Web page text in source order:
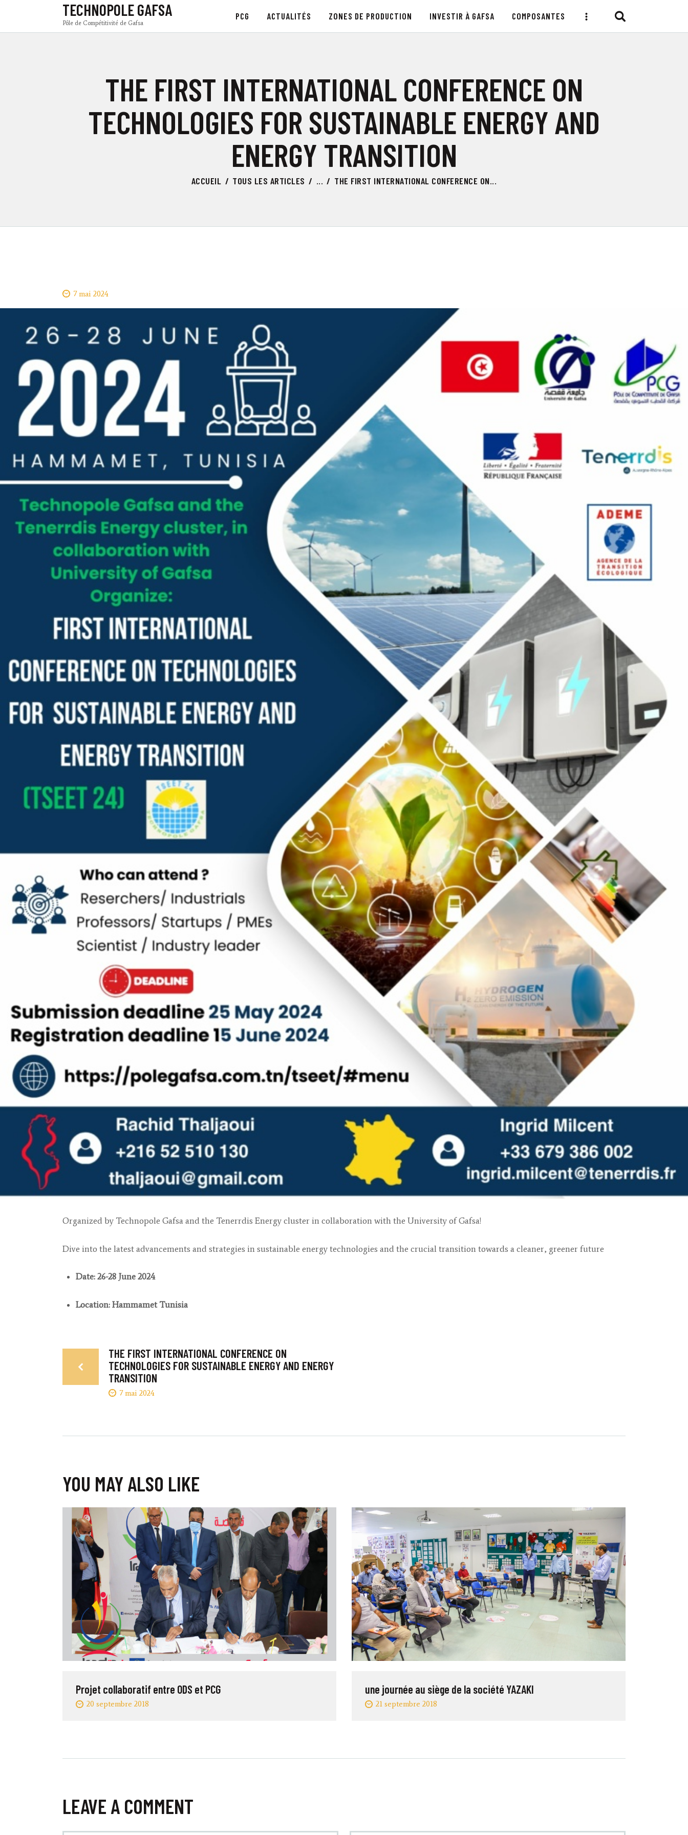
TECHNOPOLE GAFSA
Pôle de Compétitivité de Gafsa
PCG ACTUALITÉS ZONES DE PRODUCTION INVESTIR À GAFSA COMPOSANTES
THE FIRST INTERNATIONAL CONFERENCE ON
TECHNOLOGIES FOR SUSTAINABLE ENERGY AND
ENERGY TRANSITION
ACCUEIL TOUS LES ARTICLES ... THE FIRST INTERNATIONAL CONFERENCE ON...
PCG
INVESTIR À GAFSA
COMPOSANTES
TSEET 24
FR
7 mai 2024
Organized by Technopole Gafsa and the Tenerrdis Energy cluster in collaboration with the University of Gafsa!
Dive into the latest advancements and strategies in sustainable energy technologies and the crucial transition towards a cleaner, greener future
Date: 26-28 June 2024
Location: Hammamet Tunisia
NAVIGATION
DE
Previous
post:
THE FIRST INTERNATIONAL CONFERENCE ON
TECHNOLOGIES FOR SUSTAINABLE ENERGY AND ENERGY
TRANSITION
7 mai 2024
YOU MAY ALSO LIKE
Projet collaboratif entre ODS et PCG
20 septembre 2018
une journée au siège de la société YAZAKI
21 septembre 2018
LEAVE A COMMENT